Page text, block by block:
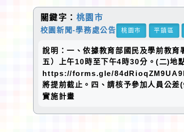
關鍵字： 桃園市
校園新聞-學務處公告 桃園市 平鎮區
說明：一、依據教育部國民及學前教
五）上午10時至下午4時30分。(二)地
https://forms.gle/
將提前截止。四、請核予參加人員公
實施計畫